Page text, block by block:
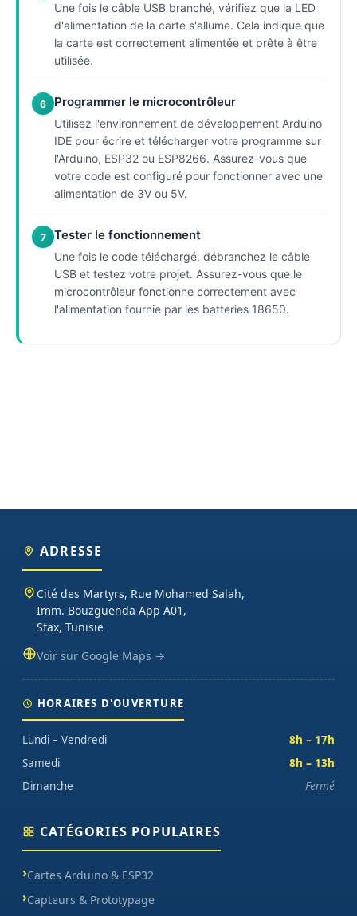
Une fois le câble USB branché, vérifiez que la LED
d'alimentation de la carte s'allume. Cela indique que
la carte est correctement alimentée et prête à être
utilisée.
6 Programmer le microcontrôleur
Utilisez l'environnement de développement Arduino
IDE pour écrire et télécharger votre programme sur
l'Arduino, ESP32 ou ESP8266. Assurez-vous que
votre code est configuré pour fonctionner avec une
alimentation de 3V ou 5V.
7 Tester le fonctionnement
Une fois le code téléchargé, débranchez le câble
USB et testez votre projet. Assurez-vous que le
microcontrôleur fonctionne correctement avec
l'alimentation fournie par les batteries 18650.
ADRESSE
Cité des Martyrs, Rue Mohamed Salah,
Imm. Bouzguenda App A01,
Sfax, Tunisie
Voir sur Google Maps →
HORAIRES D'OUVERTURE
Lundi – Vendredi
8h – 17h
Samedi
8h – 13h
Dimanche
Fermé
CATÉGORIES POPULAIRES
Cartes Arduino & ESP32
Capteurs & Prototypage